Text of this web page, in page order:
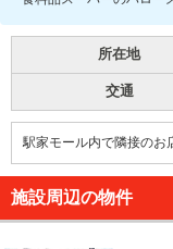
所在地
交通
駅家モール内で隣接のお
施設周辺の物件